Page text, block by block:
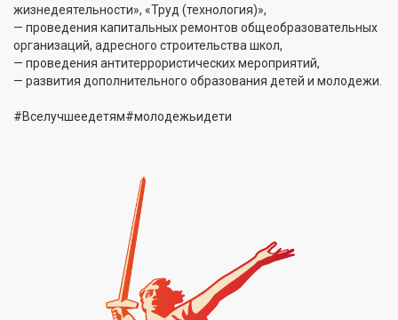
жизнедеятельности», «Труд (технология)»,
— проведения капитальных ремонтов общеобразовательных
организаций, адресного строительства школ,
— проведения антитеррористических мероприятий,
— развития дополнительного образования детей и молодежи.
#Вселучшеедетям#молодежьидети